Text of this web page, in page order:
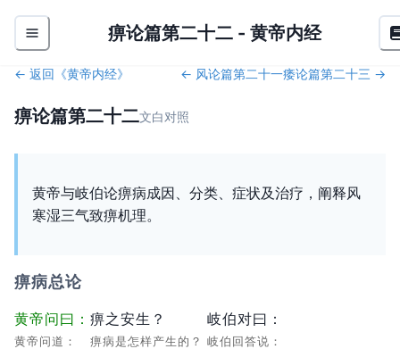
痹论篇第二十二- 黄帝内经
← 返回《黄帝内经》 ← 风论篇第二十一痿论篇第二十三 →
痹论篇第二十二文白对照
黄帝与岐伯论痹病成因、分类、症状及治疗，阐释风
寒湿三气致痹机理。
痹病总论
黄帝问曰：
黄帝问道：
痹之安生？
痹病是怎样产生的？
岐伯对曰：
岐伯回答说：